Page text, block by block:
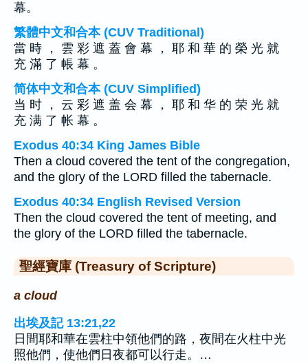
幕。
繁體中文和合本 (CUV Traditional)
當 時 ， 雲 彩 遮 蓋 會 幕 ， 耶 和 華 的 榮 光 就
充 滿 了 帳 幕 。
简体中文和合本 (CUV Simplified)
当 时 ， 云 彩 遮 盖 会 幕 ， 耶 和 华 的 荣 光 就
充 满 了 帐 幕 。
Exodus 40:34 King James Bible
Then a cloud covered the tent of the congregation,
and the glory of the LORD filled the tabernacle.
Exodus 40:34 English Revised Version
Then the cloud covered the tent of meeting, and
the glory of the LORD filled the tabernacle.
聖經寶庫 (Treasury of Scripture)
a cloud
出埃及記 13:21,22
日間耶和華在雲柱中領他們的路，夜間在火柱中光
照他們，使他們日夜都可以行走。…